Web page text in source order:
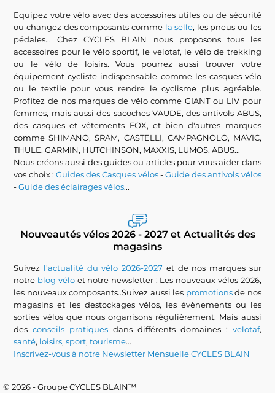
Equipez votre vélo avec des accessoires utiles ou de sécurité
ou changez des composants comme la selle, les pneus ou les
pédales... Chez CYCLES BLAIN nous proposons tous les
accessoires pour le vélo sportif, le velotaf, le vélo de trekking
ou le vélo de loisirs. Vous pourrez aussi trouver votre
équipement cycliste indispensable comme les casques vélo
ou le textile pour vous rendre le cyclisme plus agréable.
Profitez de nos marques de vélo comme GIANT ou LIV pour
femmes, mais aussi des sacoches VAUDE, des antivols ABUS,
des casques et vêtements FOX, et bien d'autres marques
comme SHIMANO, SRAM, CASTELLI, CAMPAGNOLO, MAVIC,
THULE, GARMIN, HUTCHINSON, MAXXIS, LUMOS, ABUS...
Nous créons aussi des guides ou articles pour vous aider dans
vos choix :Guides des Casques vélos-Guide des antivols vélos
-Guide des éclairages vélos...
Nouveautés vélos 2026 - 2027 et Actualités des
magasins
Suivez l'actualité du vélo 2026-2027 et de nos marques sur
notre blog véloet notre newsletter : Les nouveaux vélos 2026,
les nouveaux composants..Suivez aussi les promotionsde nos
magasins et les destockages vélos, les évènements ou les
sorties vélos que nous organisons régulièrement. Mais aussi
desconseils pratiques dans différents domaines : velotaf,
santé, loisirs,sport,tourisme...
Inscrivez-vous à notre Newsletter Mensuelle CYCLES BLAIN
© 2026 - Groupe CYCLES BLAIN™